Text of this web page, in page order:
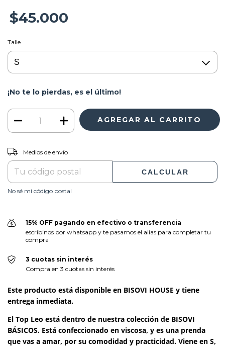
$45.000
Talle
¡No te lo pierdas, es el último!
Entregas para el CP:
Medios de envío
CALCULAR
No sé mi código postal
15% OFF pagando en efectivo o transferencia
escribinos por whatsapp y te pasamos el alias para completar tu
compra
3 cuotas sin interés
Compra en 3 cuotas sin interés
Este producto está disponible en BISOVI HOUSE y tiene
entrega inmediata.
El Top Leo está dentro de nuestra colección de BISOVI
BÁSICOS. Está confeccionado en viscosa, y es una prenda
que vas a amar, por su comodidad y practicidad. Viene en S,